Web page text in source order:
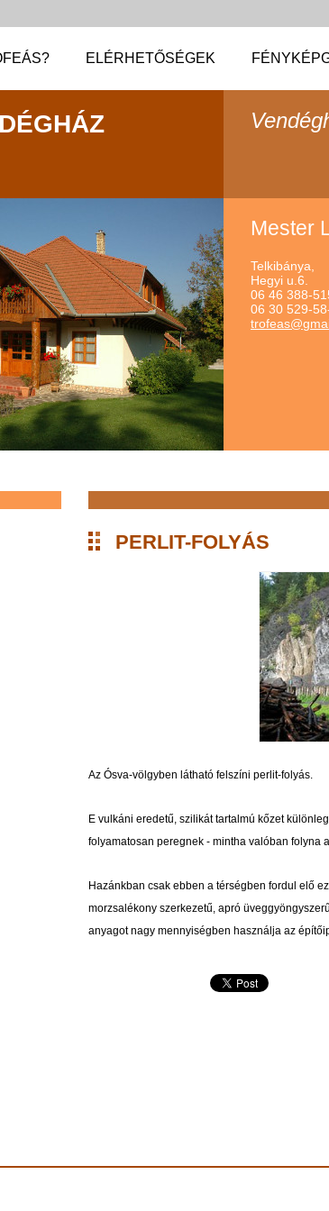
ELÉRHETŐSÉGEK
Mester
Telkibánya,
Hegyi u.6.
06 46 388-
06 30 529-
trofeas@
PERLIT-FOLYÁS
Az Ósva-völgyben látható felszíni perlit-folyás.
E vulkáni eredetű, szilikát tartalmú kőzet
folyamatosan peregnek - mintha valóban folyna
Hazánkban csak ebben a térségben fordul elő
morzsalékony szerkezetű, apró
anyagot nagy mennyiségben használja az